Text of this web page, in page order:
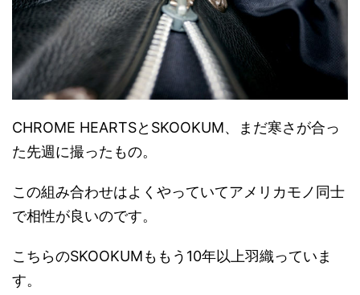
CHROME HEARTSとSKOOKUM、まだ寒さが合っ
た先週に撮ったもの。
この組み合わせはよくやっていてアメリカモノ同士
で相性が良いのです。
こちらのSKOOKUMももう10年以上羽織っていま
す。